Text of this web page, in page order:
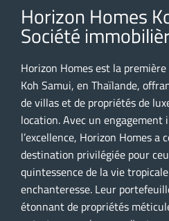
Horizon Homes
Société
Horizon Homes est la
Koh Samui, en Thaïlande,
de villas et de propriétés de
location. Avec un
l’excellence, Horizon Homes a
destination privilégiée pour
quintessence de la vie
enchanteresse. Leur
étonnant de propriétés